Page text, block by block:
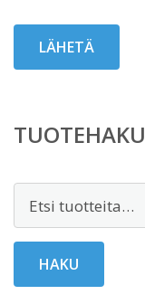
TUOTEHAKU
HAKU